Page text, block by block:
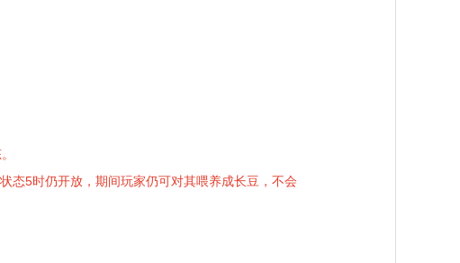
态5时仍开放，期间玩家仍可对其喂养成长豆，不会